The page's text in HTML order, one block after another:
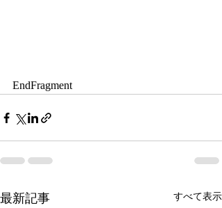
EndFragment
最新記事 すべて表示